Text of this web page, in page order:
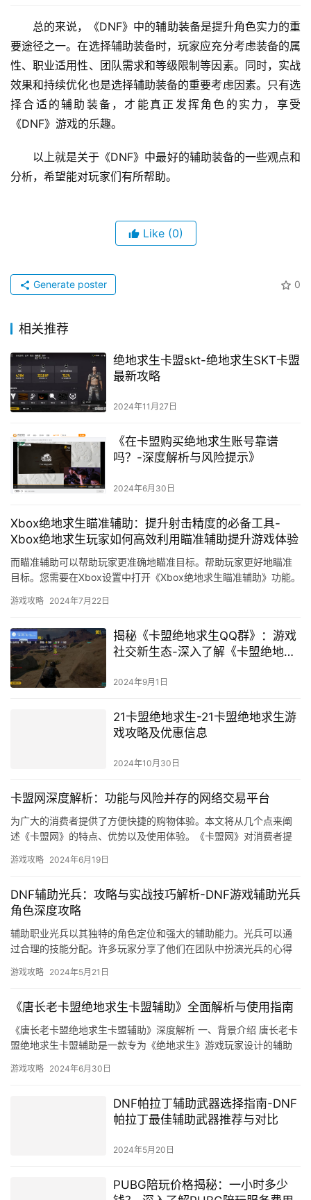
总的来说，《DNF》中的辅助装备是提升角色实力的重
要途径之一。在选择辅助装备时，玩家应充分考虑装备的属
性、职业适用性、团队需求和等级限制等因素。同时，实战
效果和持续优化也是选择辅助装备的重要考虑因素。只有选
择合适的辅助装备，才能真正发挥角色的实力，享受
《DNF》游戏的乐趣。
以上就是关于《DNF》中最好的辅助装备的一些观点和
分析，希望能对玩家们有所帮助。
Like (0)
0
Generate poster
相关推荐
绝地求生卡盟skt-绝地求生SKT卡盟
最新攻略
2024年11月27日
《在卡盟购买绝地求生账号靠谱
吗？-深度解析与风险提示》
2024年6月30日
Xbox绝地求生瞄准辅助：提升射击精度的必备工具-
Xbox绝地求生玩家如何高效利用瞄准辅助提升游戏体验
而瞄准辅助可以帮助玩家更准确地瞄准目标。帮助玩家更好地瞄准
目标。您需要在Xbox设置中打开《Xbox绝地求生瞄准辅助》功能。
游戏攻略 2024年7月22日
揭秘《卡盟绝地求生QQ群》：游戏
社交新生态-深入了解《卡盟绝地求
2024年9月1日
21卡盟绝地求生-21卡盟绝地求生游
戏攻略及优惠信息
2024年10月30日
卡盟网深度解析：功能与风险并存的网络交易平台
为广大的消费者提供了方便快捷的购物体验。本文将从几个点来阐
述《卡盟网》的特点、优势以及使用体验。《卡盟网》对消费者提
游戏攻略 2024年6月19日
DNF辅助光兵：攻略与实战技巧解析-DNF游戏辅助光兵
角色深度攻略
辅助职业光兵以其独特的角色定位和强大的辅助能力。光兵可以通
过合理的技能分配。许多玩家分享了他们在团队中扮演光兵的心得
游戏攻略 2024年5月21日
《唐长老卡盟绝地求生卡盟辅助》全面解析与使用指南
《唐长老卡盟绝地求生卡盟辅助》深度解析 一、背景介绍 唐长老卡
盟绝地求生卡盟辅助是一款专为《绝地求生》游戏玩家设计的辅助
游戏攻略 2024年6月30日
DNF帕拉丁辅助武器选择指南-DNF
帕拉丁最佳辅助武器推荐与对比
2024年5月20日
PUBG陪玩价格揭秘：一小时多少